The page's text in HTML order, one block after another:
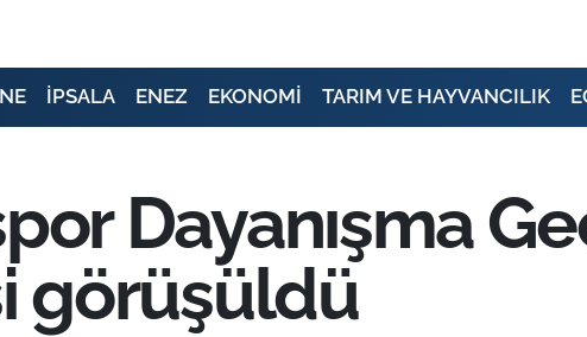
İPSALA ENEZ EKONOMİ TARIM VE HAYVANCILIK
Dayanışma
görüşüldü